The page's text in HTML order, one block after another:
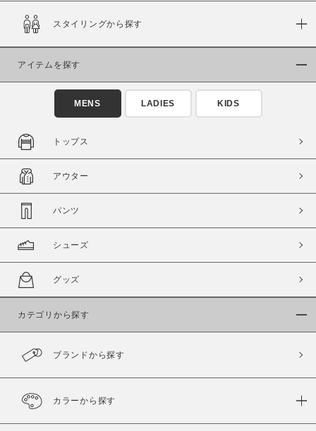
この条件で絞り込む
スタイリングから探す
アイテムを探す
MENS LADIES KIDS
トップス
アウター
パンツ
シューズ
グッズ
カテゴリから探す
ブランドから探す
カラーから探す